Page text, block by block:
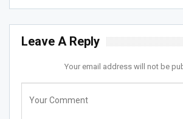
Leave A Reply
Your email address will not be